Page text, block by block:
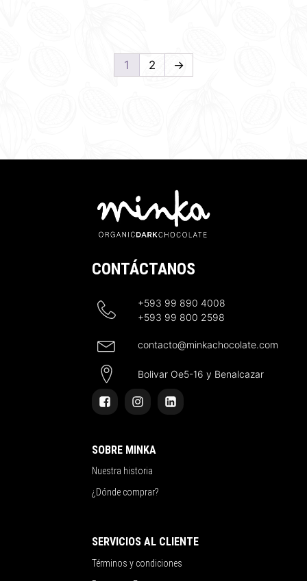
1 2 →
CONTÁCTANOS
+593 99 890 4008
+593 99 800 2598
contacto@minkachocolate.com
Bolivar Oe5-16 y Benalcazar
SOBRE MINKA
Nuestra historia
¿Dónde comprar?
SERVICIOS AL CLIENTE
Términos y condiciones